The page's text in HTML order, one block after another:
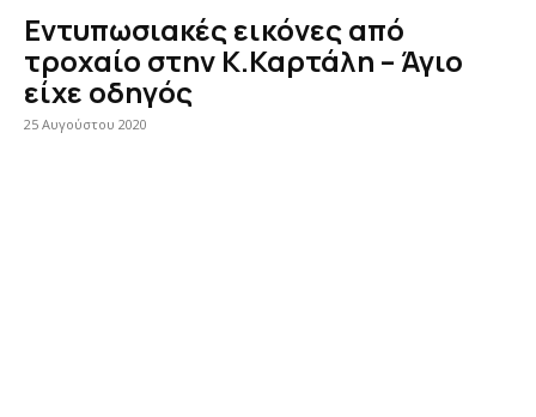
Εντυπωσιακές εικόνες από
τροχαίο στην Κ.Καρτάλη – Άγιο
είχε οδηγός
25 Αυγούστου 2020